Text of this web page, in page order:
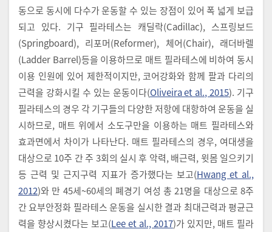
동으로 동시에 다수가 운동할 수 있는 장점이 있어 폭 넓게 보급
되고 있다. 기구 필라테스는 캐딜락(Cadillac), 스프링보드
(Springboard), 리포머(Reformer), 체어(Chair), 래더바렐
(Ladder Barrel)등을 이용하므로 매트 필라테스에 비하여 동시
이용 인원에 있어 제한적이지만, 코어강화와 함께 팔과 다리의
근력을 강화시킬 수 있는 운동이다(Oliveira et al., 2015). 기구
필라테스의 경우 각 기구들의 다양한 저항에 대항하여 운동을 실
시하므로, 매트 위에서 소도구만을 이용하는 매트 필라테스와
효과면에서 차이가 나타난다. 매트 필라테스의 경우, 여대생을
대상으로 10주 간 주 3회의 실시 후 악력, 배근력, 윗몸 일으키기
등 근력 및 근지구력 지표가 증가했다는 보고(Hwang et al.,
2012)와 만 45세~60세의 폐경기 여성 총 21명을 대상으로 8주
간 요부안정화 필라테스 운동을 실시한 결과 최대근력과 평균근
력을 향상시켰다는 보고(Lee et al., 2017)가 있지만, 매트 필라